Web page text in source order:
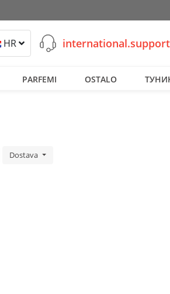
HR
PARFEMI OSTALO
Dostava